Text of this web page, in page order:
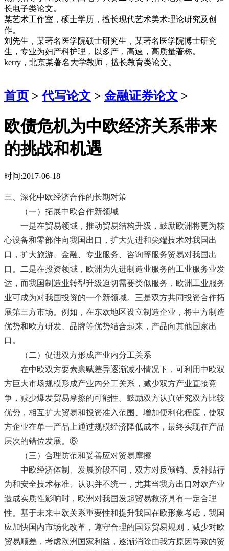
长电子类论文。
某艺术工作室，硕士学历，擅长现代艺术美术理论研究及创
作。
刘先生，某著名医学院硕士研究生，某著名医学院博士研究
生，专业为妇产科护理，以多产，高速，高质量著称。
kerry，北京某著名大学教师，擅长教育类论文。
首页 >代写论文 > 金融证券论文 >
欧债危机为中欧经济关系带来
的挑战和机遇
时间:2017-06-18
三、深化中欧经济合作的长期对策
（一）拓展中欧合作新领域
一是在贸易领域，推动贸易结构升级，鼓励欧洲将更为核
心设备和零部件向我国出口，扩大先进和尖端技术对我国出
口，扩大旅游、金融、专业服务、咨询等服务贸易对我国出
口。二是在投资领域，欧洲为先进制造业服务的工业服务业发
达，而我国制造业转型升级迫切需要类似服务，欧洲工业服务
业可成为对我国投资的一个新领域。三是双方共同投资合作拓
展第三方市场。例如，在东欧地区设立制造企业，将中方制造
优势和欧方研发、品牌等优势结合起来，产品向其他国家出
口。
（二）促进双方形成产业内分工关系
在中欧双方要素禀赋差异逐渐减小情况下，可利用中欧双
方巨大市场规模形成产业内分工关系，减少双方产业直接竞
争，减少爆发贸易摩擦的可能性。鼓励双方认真研究双方比较
优势，相互扩大贸易和投资准入范围、增加便利化程度，使双
方企业在单一产品上通过规模经济降低成本，最终实现在产品
层次的错位发展。⑥
（三）合理防范和妥善应对贸易摩擦
中欧经济体制、发展阶段不同，双方对反倾销、反补贴行
为和安全技术标准、认识并不统一，尤其当我方出口对欧产业
造成实质性影响时，欧洲对我国发起贸易救济具有一定合理
性。基于未来中欧关系重要性和提升我国在欧形象考虑，我国
应加快国内市场化改革，遵守合理的国际贸易规则，减少对欧
贸易顺差，考虑欧洲国家利益，逐渐消除由我方原因导致的贸